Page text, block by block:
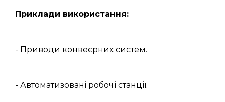
Приклади використання:
- Приводи конвеєрних систем.
- Автоматизовані робочі станції.